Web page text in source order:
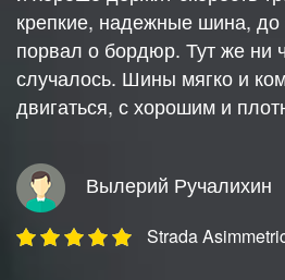
крепкие, надежные шина, до
порвал о бордюр. Тут же ни
случалось. Шины мягко и
двигаться, с хорошим и
Вылерий Ручалихин
Strada